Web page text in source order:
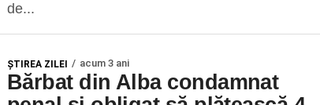
de...
ŞTIREA ZILEI acum 3 ani
Bărbat din Alba condamnat